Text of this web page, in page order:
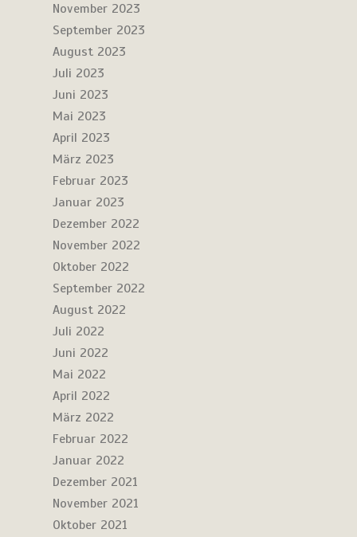
November 2023
September 2023
August 2023
Juli 2023
Juni 2023
Mai 2023
April 2023
März 2023
Februar 2023
Januar 2023
Dezember 2022
November 2022
Oktober 2022
September 2022
August 2022
Juli 2022
Juni 2022
Mai 2022
April 2022
März 2022
Februar 2022
Januar 2022
Dezember 2021
November 2021
Oktober 2021